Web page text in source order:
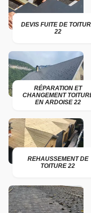
DEVIS FUITE DE
22
RÉPARATION ET
CHANGEMENT
EN ARDOISE 22
REHAUSSEMENT DE
TOITURE 22